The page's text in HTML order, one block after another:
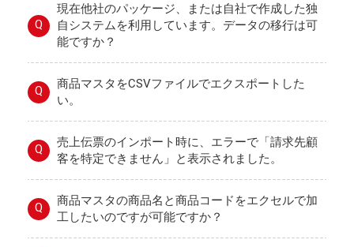
Q
現在他社のパッケージ、または自社で作成した独
自システムを利用しています。データの移行は可
能ですか？
Q
商品マスタをCSVファイルでエクスポートした
い。
Q
売上伝票のインポート時に、エラーで「請求先顧
客を特定できません」と表示されました。
Q
商品マスタの商品名と商品コードをエクセルで加
工したいのですが可能ですか？